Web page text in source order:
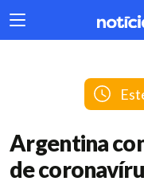
Argentina
de